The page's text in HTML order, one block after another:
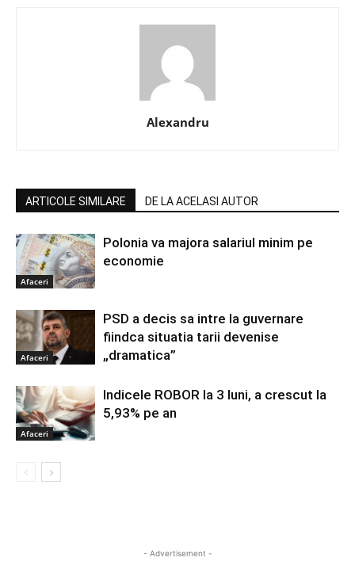
Alexandru
ARTICOLE SIMILARE DE LA ACELASI AUTOR
Afaceri
Polonia va majora salariul minim pe
economie
Afaceri
PSD a decis sa intre la guvernare
fiindca situatia tarii devenise
„dramatica”
Afaceri
Indicele ROBOR la 3 luni, a crescut la
5,93% pe an
- Advertisement -